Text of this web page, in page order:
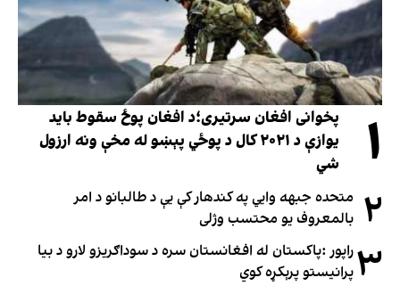
۱
پخوانی افغان سرتیری؛د افغان پوځ سقوط باید
یوازې د ۲۰۲۱ کال د پوځي پېښو له مخې ونه ارزول
شي
۲ متحده جبهه وايي په کندهار کې یې د طالبانو د امر
بالمعروف یو محتسب وژلی
۳راپور :پاکستان له افغانستان سره د سوداګریزو لارو د بیا
پرانیستو پرېکړه کوي